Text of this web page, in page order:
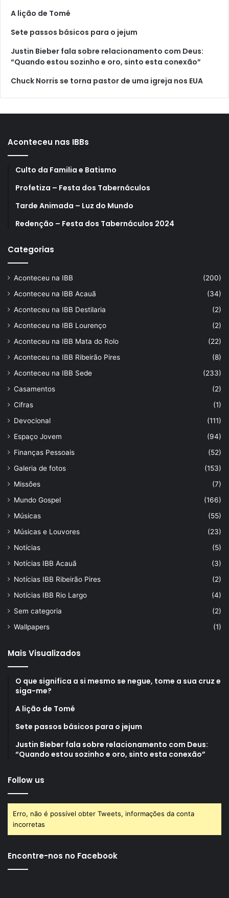
A lição de Tomé
Sete passos básicos para o jejum
Justin Bieber fala sobre relacionamento com Deus:
“Quando estou sozinho e oro, sinto esta conexão”
Chuck Norris se torna pastor de uma igreja nos EUA
Aconteceu nas IBBs
Culto da Familia e Batismo
Profetiza – Festa dos Tabernáculos
Tarde Animada – Luz do Mundo
Redenção – Festa dos Tabernáculos 2024
Categorias
Aconteceu na IBB
(200)
Aconteceu na IBB Acauã
(34)
Aconteceu na IBB Destilaria
(2)
Aconteceu na IBB Lourenço
(2)
Aconteceu na IBB Mata do Rolo
(22)
Aconteceu na IBB Ribeirão Pires
(8)
Aconteceu na IBB Sede
(233)
Casamentos
(2)
Cifras
(1)
Devocional
(111)
Espaço Jovem
(94)
Finanças Pessoais
(52)
Galeria de fotos
(153)
Missões
(7)
Mundo Gospel
(166)
Músicas
(55)
Músicas e Louvores
(23)
Notícias
(5)
Notícias IBB Acauã
(3)
Notícias IBB Ribeirão Pires
(2)
Notícias IBB Rio Largo
(4)
Sem categoria
(2)
Wallpapers
(1)
Mais Visualizados
O que significa a si mesmo se negue, tome a sua cruz e
siga-me?
A lição de Tomé
Sete passos básicos para o jejum
Justin Bieber fala sobre relacionamento com Deus:
“Quando estou sozinho e oro, sinto esta conexão”
Follow us
Erro, não é possível obter Tweets, informações da conta
incorretas
Encontre-nos no Facebook